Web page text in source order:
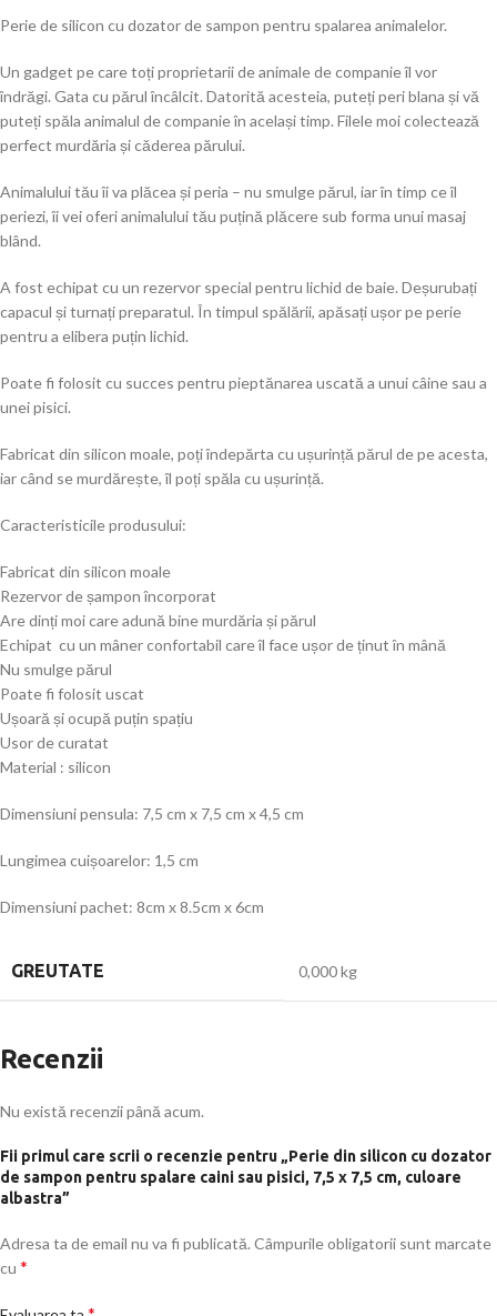
Perie de silicon cu dozator de sampon pentru spalarea animalelor.
Un gadget pe care toți proprietarii de animale de companie îl vor
îndrăgi. Gata cu părul încâlcit. Datorită acesteia, puteți peri blana și vă
puteți spăla animalul de companie în același timp. Filele moi colectează
perfect murdăria și căderea părului.
Animalului tău îi va plăcea și peria – nu smulge părul, iar în timp ce îl
periezi, îi vei oferi animalului tău puțină plăcere sub forma unui masaj
blând.
A fost echipat cu un rezervor special pentru lichid de baie. Deșurubați
capacul și turnați preparatul. În timpul spălării, apăsați ușor pe perie
pentru a elibera puțin lichid.
Poate fi folosit cu succes pentru pieptănarea uscată a unui câine sau a
unei pisici.
Fabricat din silicon moale, poți îndepărta cu ușurință părul de pe acesta,
iar când se murdărește, îl poți spăla cu ușurință.
Caracteristicile produsului:
Fabricat din silicon moale
Rezervor de șampon încorporat
Are dinți moi care adună bine murdăria și părul
Echipat cu un mâner confortabil care îl face ușor de ținut în mână
Nu smulge părul
Poate fi folosit uscat
Ușoară și ocupă puțin spațiu
Usor de curatat
Material : silicon
Dimensiuni pensula: 7,5 cm x 7,5 cm x 4,5 cm
Lungimea cuișoarelor: 1,5 cm
Dimensiuni pachet: 8cm x 8.5cm x 6cm
GREUTATE 0,000 kg
Recenzii
Nu există recenzii până acum.
Fii primul care scrii o recenzie pentru „Perie din silicon cu dozator
de sampon pentru spalare caini sau pisici, 7,5 x 7,5 cm, culoare
albastra”
Adresa ta de email nu va fi publicată. Câmpurile obligatorii sunt marcate
cu *